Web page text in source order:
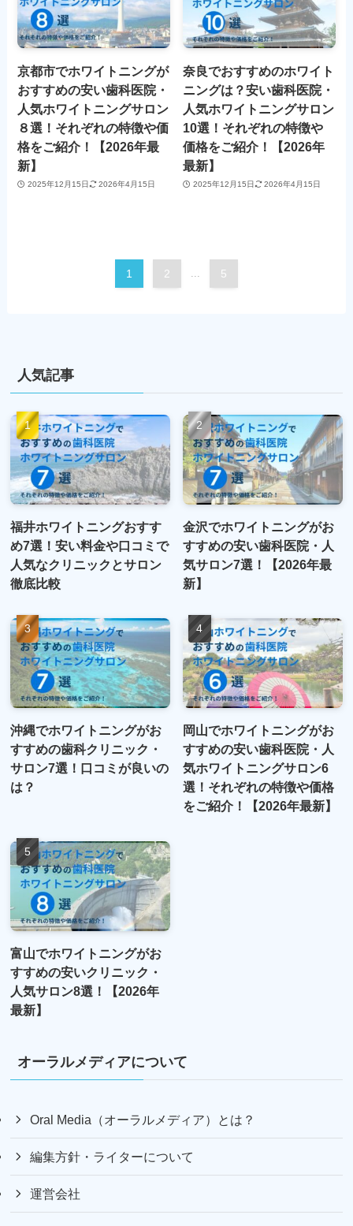
京都市でホワイトニングが
おすすめの安い歯科医院・
人気ホワイトニングサロン
８選！それぞれの特徴や価
格をご紹介！【2026年最
新】
2025年12月15日 2026年4月15日
奈良でおすすめのホワイト
ニングは？安い歯科医院・
人気ホワイトニングサロン
10選！それぞれの特徴や
価格をご紹介！【2026年
最新】
2025年12月15日 2026年4月15日
1 2 ... 5
人気記事
福井ホワイトニングおすす
め7選！安い料金や口コミで
人気なクリニックとサロン
徹底比較
金沢でホワイトニングがお
すすめの安い歯科医院・人
気サロン7選！【2026年最
新】
沖縄でホワイトニングがお
すすめの歯科クリニック・
サロン7選！口コミが良いの
は？
岡山でホワイトニングがお
すすめの安い歯科医院・人
気ホワイトニングサロン6
選！それぞれの特徴や価格
をご紹介！【2026年最新】
富山でホワイトニングがお
すすめの安いクリニック・
人気サロン8選！【2026年
最新】
オーラルメディアについて
Oral Media（オーラルメディア）とは？
編集方針・ライターについて
運営会社